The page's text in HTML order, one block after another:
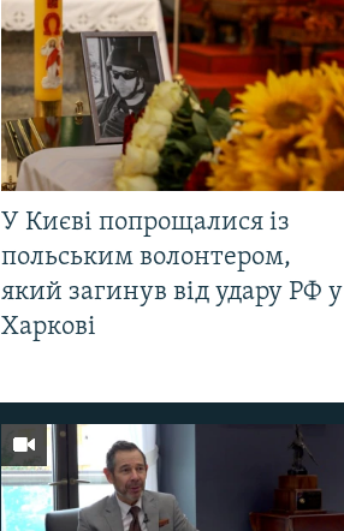
У Києві попрощалися із
польським волонтером,
який загинув від удару РФ у
Харкові